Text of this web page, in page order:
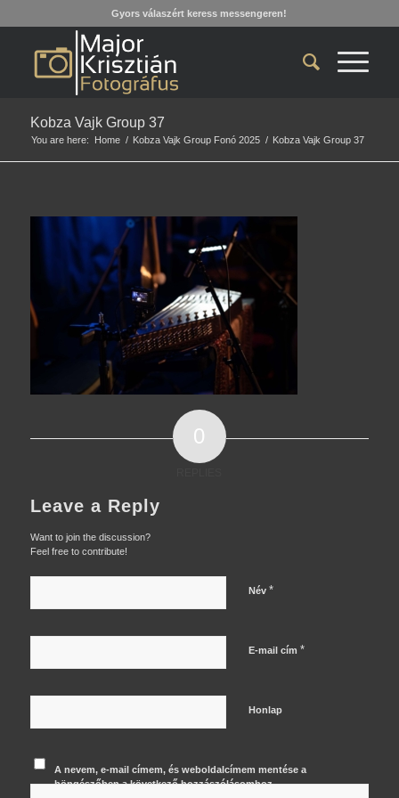
Gyors válaszért keress messengeren!
Kobza Vajk Group 37
You are here: Home / Kobza Vajk Group Fonó 2025 / Kobza Vajk Group 37
0
Leave a Reply
Want to join the discussion?
Feel free to contribute!
Név *
E-mail cím *
Honlap
A nevem, e-mail címem, és weboldalcímem mentése a
böngészőben a következő hozzászólásomhoz.